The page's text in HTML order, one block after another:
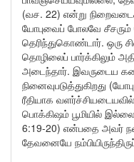
(வச. 22) என்று
யோபுவைப் போலவே
தெரிந்துகொண்டார். ஒரு
தொழிலைப் பார்க்கிலும்
அடைந்தார். இவருடைய
நினைவுபடுத்துகிறது
ரீதியாக
பொக்கிஷம் பூமியில்
6:19-20) என்பதை அவர்
தேவனையே